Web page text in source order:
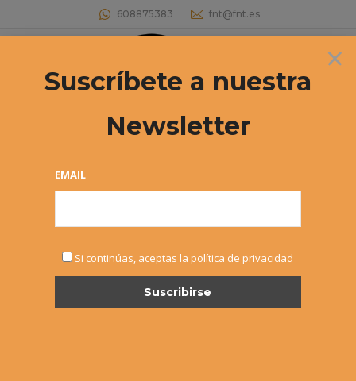
608875383 fnt@fnt.es
Buscar:
NOTICIAS
×
Suscríbete a nuestra
Newsletter
EMAIL
Si continúas, aceptas la política de privacidad